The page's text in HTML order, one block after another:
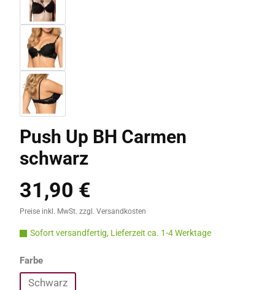
Push Up BH Carmen
schwarz
Regulärer Preis:
31,90 €
Preise inkl. MwSt. zzgl. Versandkosten
Sofort versandfertig, Lieferzeit ca. 1-4 Werktage
Farbeauswählen
Schwarz